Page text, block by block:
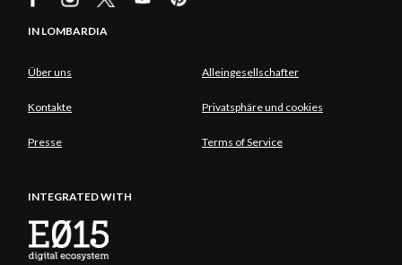
IN LOMBARDIA
Über uns Alleingesellschafter
Kontakte Privatsphäre und cookies
Presse Terms of Service
INTEGRATED WITH